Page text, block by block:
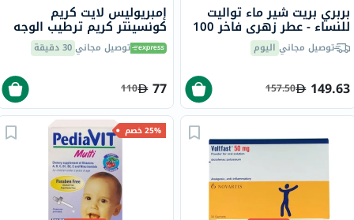
بربري بريت شير ماء تواليت
للنساء - عطر زهري فاخر 100
ملتوصيل مجاني اليوم
149.63
157.50
إمبريوليس لايت كريم
كونسينتر كريم ترطيب الوجه
متعدد الاستخدامات 75 مل
توصيل مجاني30 دقيقة
77
110
25% خصم